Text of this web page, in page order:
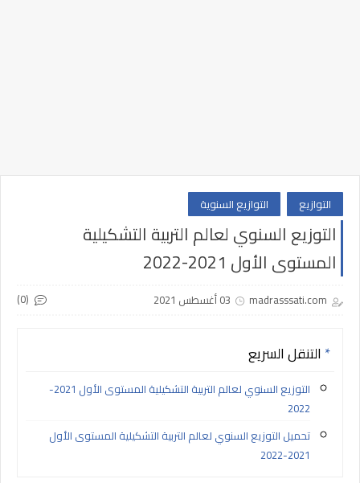
التوازيع التوازيع السنوية
التوزيع السنوي لعالم التربية التشكيلية
المستوى الأول 2021-2022
madrasssati.com 03 أغسطس 2021 (0)
التنقل السريع
التوزيع السنوي لعالم التربية التشكيلية المستوى الأول 2021-
2022
تحميل التوزيع السنوي لعالم التربية التشكيلية المستوى الأول
2021-2022